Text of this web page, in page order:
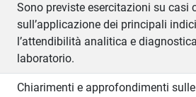
Sono previste esercitazioni su casi
sull’applicazione dei principali
l’attendibilità analitica e
laboratorio.
Chiarimenti e approfondimenti